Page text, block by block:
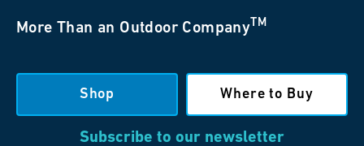
More Than an Outdoor Company TM
Shop Where to Buy
Subscribe to our newsletter